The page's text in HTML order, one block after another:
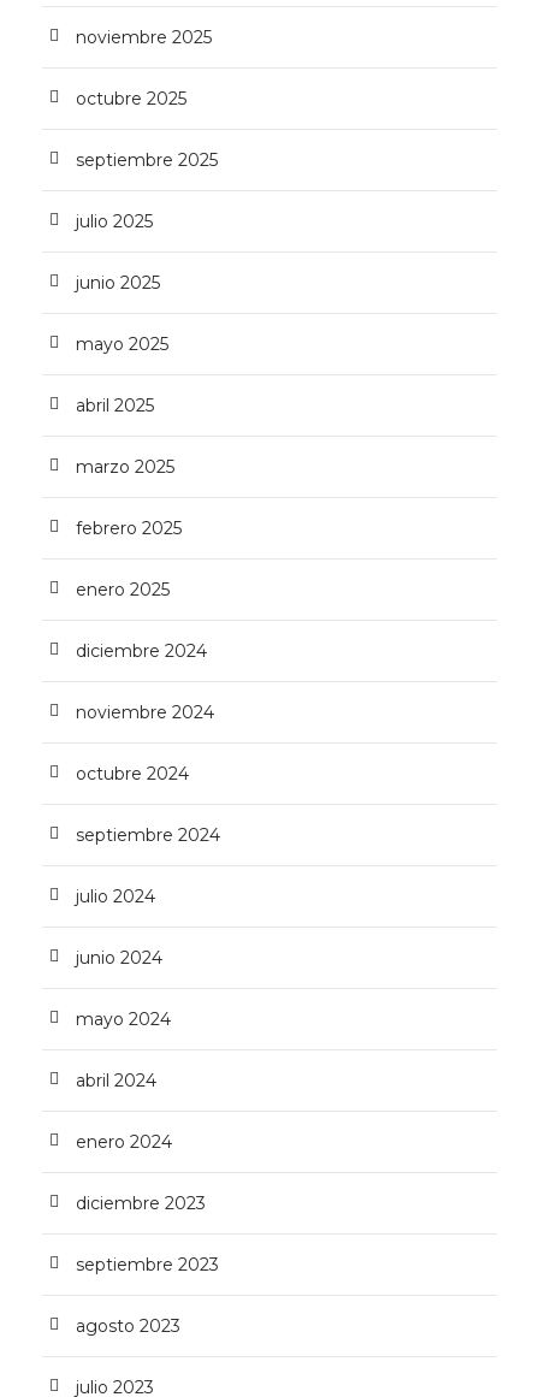
noviembre 2025
octubre 2025
septiembre 2025
julio 2025
junio 2025
mayo 2025
abril 2025
marzo 2025
febrero 2025
enero 2025
diciembre 2024
noviembre 2024
octubre 2024
septiembre 2024
julio 2024
junio 2024
mayo 2024
abril 2024
enero 2024
diciembre 2023
septiembre 2023
agosto 2023
julio 2023